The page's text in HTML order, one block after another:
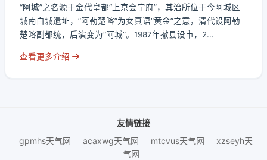
“阿城”之名源于金代皇都“上京会宁府”，其治所位于今阿城区
城南白城遗址，“阿勒楚喀”为女真语“黄金”之意，清代设阿勒
楚喀副都统，后演变为“阿城”。1987年撤县设市，2...
查看更多介绍
友情链接
gpmhs天气网
acaxwg天气网 mtcvus天气网
xzseyh天
气网